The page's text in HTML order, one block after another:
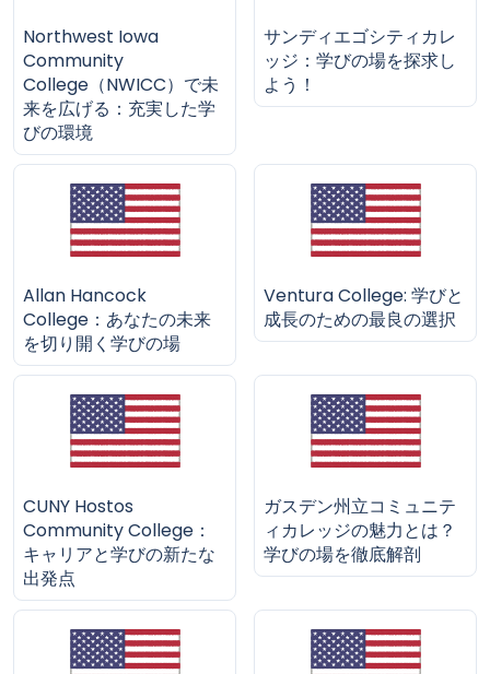
Northwest Iowa
Community
College（NWICC）で未
来を広げる：充実した学
びの環境
サンディエゴシティカレ
ッジ：学びの場を探求し
よう！
Allan Hancock
College：あなたの未来
を切り開く学びの場
Ventura College: 学びと
成長のための最良の選択
CUNY Hostos
Community College：
キャリアと学びの新たな
出発点
ガスデン州立コミュニテ
ィカレッジの魅力とは？
学びの場を徹底解剖